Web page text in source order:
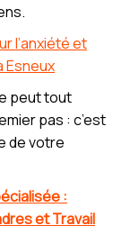
l’anxiété et
Esneux
peut tout
pas : c’est
de votre
:
et Travail